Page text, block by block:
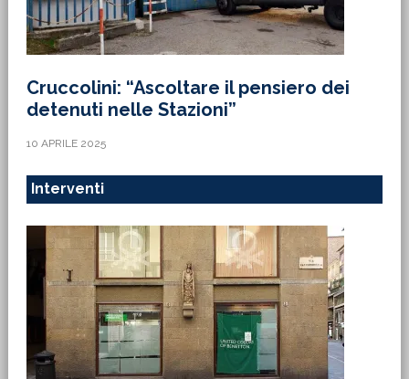
Cruccolini: “Ascoltare il pensiero dei
detenuti nelle Stazioni”
10 APRILE 2025
Interventi